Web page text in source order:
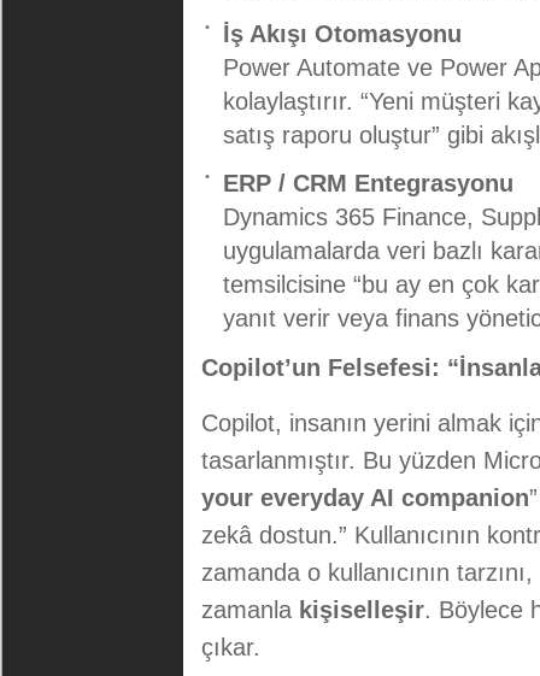
İş Akışı Otomasyonu
Power Automate ve Power
kolaylaştırır. “Yeni müşteri
satış raporu oluştur” gibi
ERP / CRM Entegrasyonu
Dynamics 365 Finance,
uygulamalarda veri bazlı
temsilcisine “bu ay en çok
yanıt verir veya finans
Copilot’un Felsefesi:
Copilot, insanın yerini almak
tasarlanmıştır. Bu yüzden
your everyday AI companion
zekâ dostun.” Kullanıcının
zamanda o kullanıcının
zamanla kişiselleşir. Böylece
çıkar.